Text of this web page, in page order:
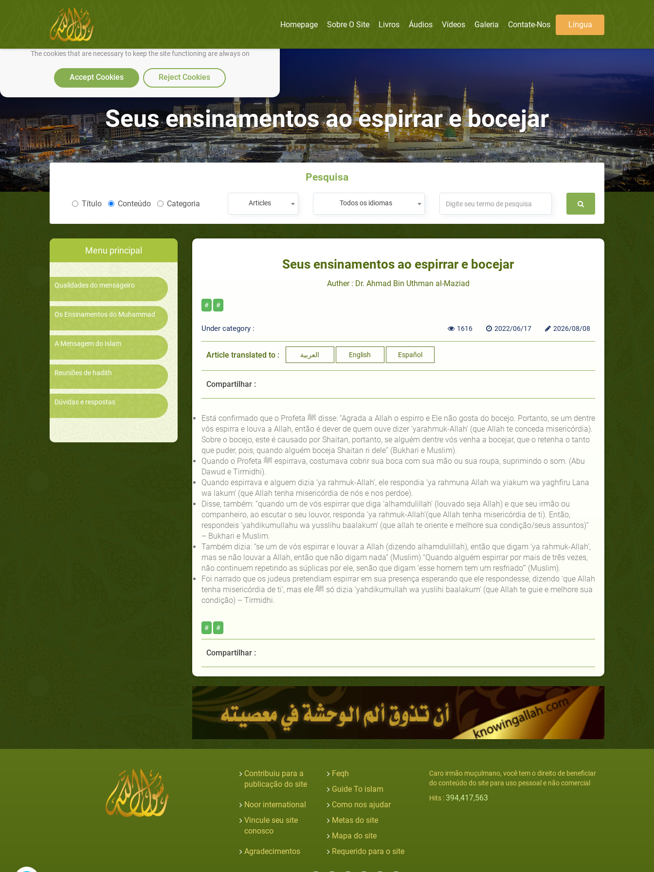
We use cookies to make our site work well for you and so we can continually improve it.
The cookies that are necessary to keep the site functioning are always on
Accept Cookies Reject Cookies
Homepage Sobre O Site Livros Áudios Vídeos Galeria Contate-Nos Língua
Seus ensinamentos ao espirrar e bocejar
Pesquisa
Título Conteúdo Categoria Articles Todos os idiomas
Menu principal
Qualidades do mensageiro
Os Ensinamentos do Muhammad
A Mensagem do Islam
Reuniões de hadith
Dúvidas e respostas
Seus ensinamentos ao espirrar e bocejar
Auther : Dr. Ahmad Bin Uthman al-Maziad
# #
Under category : 1616 2022/06/17 2026/08/08
Article translated to : العربية English Español
Compartilhar :
Está confirmado que o Profeta ﷺ disse: “Agrada a Allah o espirro e Ele não gosta do bocejo. Portanto, se um dentre
vós espirra e louva a Allah, então é dever de quem ouve dizer ‘yarahmuk-Allah’ (que Allah te conceda misericórdia).
Sobre o bocejo, este é causado por Shaitan, portanto, se alguém dentre vós venha a bocejar, que o retenha o tanto
que puder, pois, quando alguém boceja Shaitan ri dele” (Bukhari e Muslim).
Quando o Profeta ﷺ espirrava, costumava cobrir sua boca com sua mão ou sua roupa, suprimindo o som. (Abu
Dawud e Tirmidhi).
Quando espirrava e alguem dizia ‘ya rahmuk-Allah’, ele respondia ‘ya rahmuna Allah wa yiakum wa yaghfiru Lana
wa lakum’ (que Allah tenha misericórdia de nós e nos perdoe).
Disse, também: “quando um de vós espirrar que diga ‘alhamdulillah’ (louvado seja Allah) e que seu irmão ou
companheiro, ao escutar o seu louvor, responda ‘ya rahmuk-Allah’(que Allah tenha misericórdia de ti). Então,
respondeis ‘yahdikumullahu wa yusslihu baalakum’ (que allah te oriente e melhore sua condição/seus assuntos)”
– Bukhari e Muslim.
Também dizia: “se um de vós espirrar e louvar a Allah (dizendo alhamdulillah), então que digam ‘ya rahmuk-Allah’,
mas se não louvar a Allah, então que não digam nada” (Muslim) “Quando alguém espirrar por mais de três vezes,
não continuem repetindo as súplicas por ele, senão que digam ‘esse homem tem um resfriado’” (Muslim).
Foi narrado que os judeus pretendiam espirrar em sua presença esperando que ele respondesse, dizendo ‘que Allah
tenha misericórdia de ti’, mas ele ﷺ só dizia ‘yahdikumullah wa yuslihi baalakum’ (que Allah te guie e melhore sua
condição) – Tirmidhi.
# #
Compartilhar :
Contribuiu para a
publicação do site
Feqh
Guide To islam
Noor international
Como nos ajudar
Vincule seu site
conosco
Metas do site
Mapa do site
Agradecimentos
Requerido para o site
Caro irmão muçulmano, você tem o direito de beneficiar
do conteúdo do site para uso pessoal e não comercial
Hits : 394,417,563